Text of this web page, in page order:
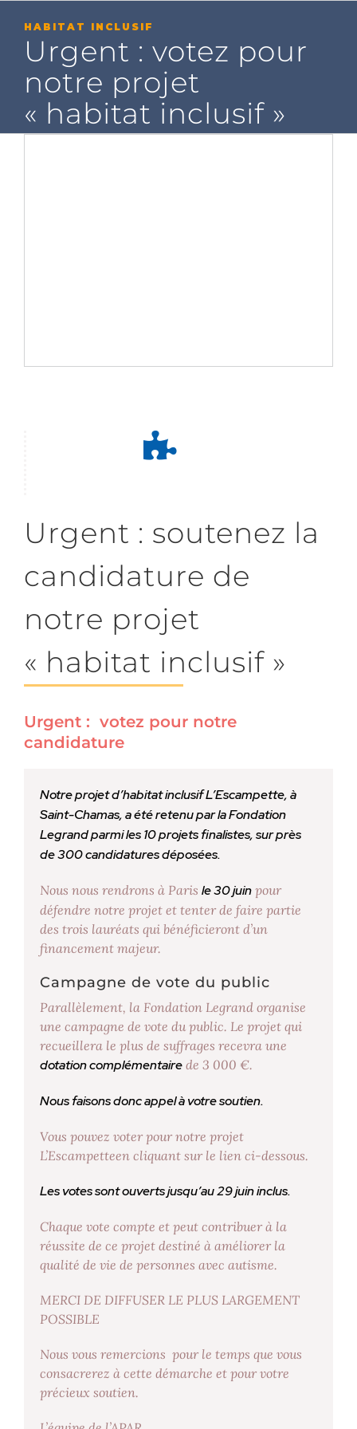
contenu
HABITAT INCLUSIF
Urgent : votez pour
notre projet
« habitat inclusif »
Urgent : soutenez la
candidature de
notre projet
« habitat inclusif »
Urgent : votez pour notre
candidature
Notre projet d’habitat inclusif L’Escampette, à
Saint-Chamas, a été retenu par la Fondation
Legrand parmi les 10 projets finalistes, sur près
de 300 candidatures déposées.
Nous nous rendrons à Paris le 30 juin pour
défendre notre projet et tenter de faire partie
des trois lauréats qui bénéficieront d’un
financement majeur.
Campagne de vote du public
Parallèlement, la Fondation Legrand organise
une campagne de vote du public. Le projet qui
recueillera le plus de suffrages recevra une
dotation complémentaire de 3 000 €.
Nous faisons donc appel à votre soutien.
Vous pouvez voter pour notre projet
L’Escampetteen cliquant sur le lien ci-dessous.
Les votes sont ouverts jusqu’au 29 juin inclus.
Chaque vote compte et peut contribuer à la
réussite de ce projet destiné à améliorer la
qualité de vie de personnes avec autisme.
MERCI DE DIFFUSER LE PLUS LARGEMENT
POSSIBLE
Nous vous remercions pour le temps que vous
consacrerez à cette démarche et pour votre
précieux soutien.